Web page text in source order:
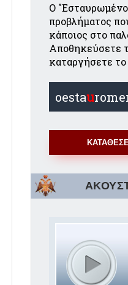
Ο
προβλήματος
κάποιος στο
Αποθηκεύσετε
καταργήσετε το
oestau